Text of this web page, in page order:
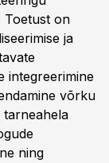
Toetust on
ja
integreerimine
võrku
tarneahela
ning